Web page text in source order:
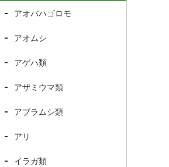
アオバハゴロモ
アオムシ
アゲハ類
アザミウマ類
アブラムシ類
アリ
イラガ類